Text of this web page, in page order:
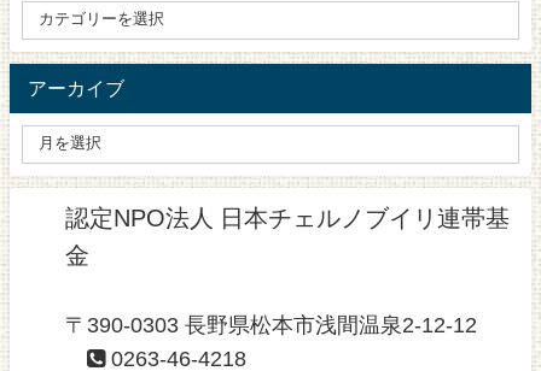
アーカイブ
認定NPO法人 日本チェルノブイリ連帯基
金
〒390-0303 長野県松本市浅間温泉2-12-12
0263-46-4218